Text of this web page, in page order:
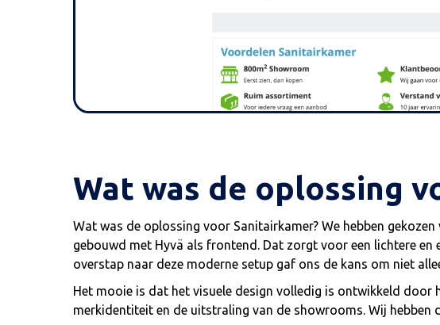
Wat was de oplossing
Wat was de oplossing voor Sanitairkamer? We hebben
gebouwd met Hyvä als frontend. Dat zorgt voor een lichtere en
overstap naar deze moderne setup gaf ons de kans om niet
Het mooie is dat het visuele design volledig is ontwikkeld
merkidentiteit en de uitstraling van de showrooms. Wij hebben